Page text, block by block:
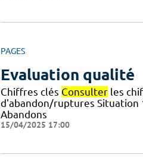
PAGES
Evaluation qualité
Chiffres clés Consulterles
d'abandon/ruptures Situation
Abandons
15/04/2025 17:00